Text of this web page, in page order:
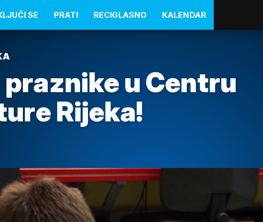
SE PRATI RECIGLASNO KALENDAR
u Centru
Rijeka!